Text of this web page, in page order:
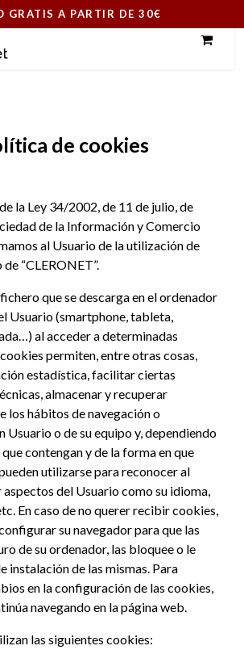
de cookies
la Ley 34/2002, de 11 de julio, de
de la Información y Comercio
al Usuario de la utilización de
“CLERONET”.
que se descarga en el ordenador
Usuario (smartphone, tableta,
al acceder a determinadas
permiten, entre otras cosas,
estadística, facilitar ciertas
almacenar y recuperar
los hábitos de navegación o
Usuario o de su equipo y, dependiendo
contengan y de la forma en que
utilizarse para reconocer al
del Usuario como su idioma,
En caso de no querer recibir cookies,
su navegador para que las
de su ordenador, las bloquee o le
instalación de las mismas. Para
en la configuración de las cookies,
navegando en la página web.
las siguientes cookies:
GRATIS A PARTIR DE 30€